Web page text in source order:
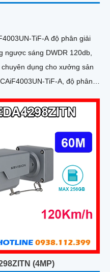
ngược sáng DWDR 120db,
dụng cho xưởng sản
TiF-A, độ phân
(4MP)